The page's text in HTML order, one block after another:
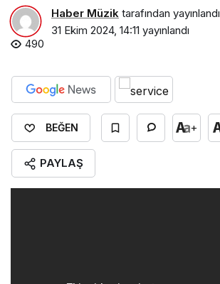
Haber Müzik tarafından yayınlandı
31 Ekim 2024, 14:11 yayınlandı
490
BEĞEN +
PAYLAŞ